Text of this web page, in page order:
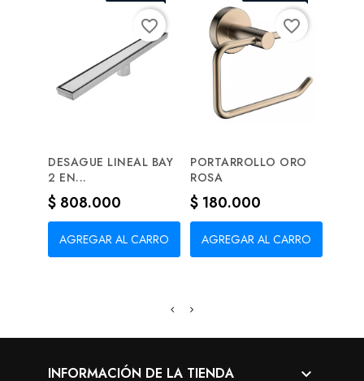
DESAGUE LINEAL BAY
2 EN...
Precio
$ 808.000
AGREGAR AL CARRO
favorite_border
PORTARROLLO ORO
ROSA
Precio
$ 180.000
AGREGAR AL CARRO
favorite_border
INFORMACIÓN DE LA TIENDA 